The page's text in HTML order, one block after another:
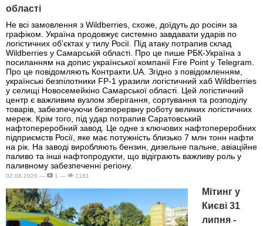
області
Не всі замовлення з Wildberries, схоже, доїдуть до росіян за
графіком. Україна продовжує системно завдавати ударів по
логістичних об'єктах у тилу Росії. Під атаку потрапив склад
Wildberries у Самарській області. Про це пише РБК-Україна з
посиланням на допис української компанії Fire Point у Telegram.
Про це повідомляють Контракти.UA. Згідно з повідомленням,
українські безпілотники FP-1 уразили логістичний хаб Wildberries
у селищі Новосемейкіно Самарської області. Цей логістичний
центр є важливим вузлом зберігання, сортування та розподілу
товарів, забезпечуючи безперервну роботу великих логістичних
мереж. Крім того, під удар потрапив Саратовський
нафтопереробний завод. Це одне з ключових нафтопереробних
підприємств Росії, яке має потужність близько 7 млн тонн нафти
на рік. На заводі виробляють бензин, дизельне пальне, авіаційне
паливо та інші нафтопродукти, що відіграють важливу роль у
паливному забезпеченні регіону.
02.08.2026 — 1 — 1181
Мітинг у
Києві 31
липня -